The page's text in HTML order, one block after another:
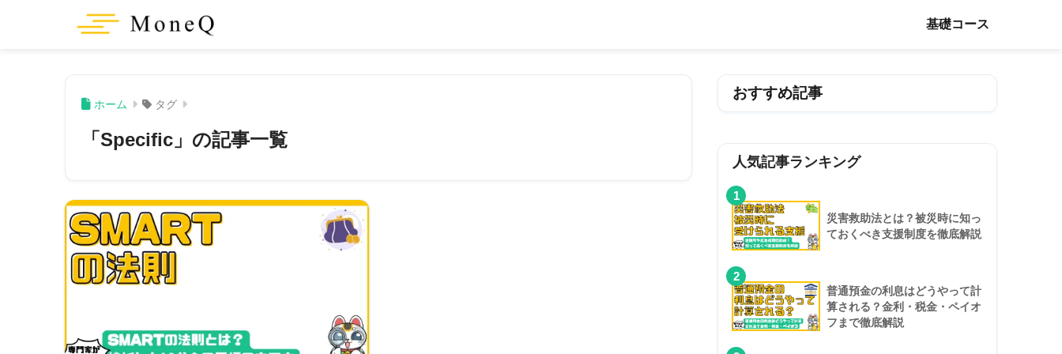
基礎コース
ホーム タグ
「Specific」の記事一覧
おすすめ記事
人気記事ランキング
1
災害救助法とは？被災時に知っ
ておくべき支援制度を徹底解説
2
普通預金の利息はどうやって計
算される？金利・税金・ペイオ
フまで徹底解説